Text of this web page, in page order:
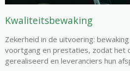
Kwaliteitsbewaking
Zekerheid in de uitvoering:
voortgang en prestaties, zodat
gerealiseerd en leveranciers hun